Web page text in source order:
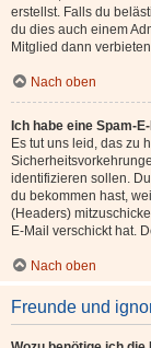
erstellst. Falls du
du dies auch einem
Mitglied dann
Nach oben
Ich habe eine Spam-
Es tut uns leid, das zu
identifizieren sollen.
du bekommen hast,
(Headers)
E-Mail verschickt hat.
Nach oben
Freunde und